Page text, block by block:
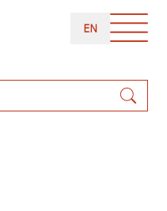
ENENGLISH